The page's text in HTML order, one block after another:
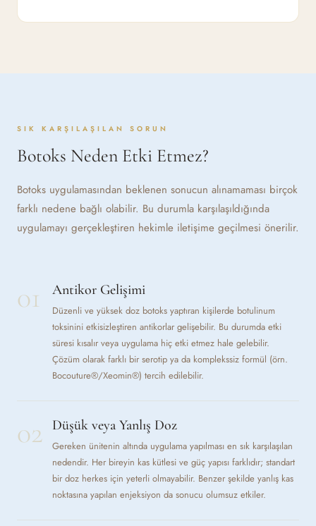
SIK KARŞILAŞILAN SORUN
Botoks Neden Etki Etmez?
Botoks uygulamasından beklenen sonucun alınamaması birçok
farklı nedene bağlı olabilir. Bu durumla karşılaşıldığında
uygulamayı gerçekleştiren hekimle iletişime geçilmesi önerilir.
01 Antikor Gelişimi
Düzenli ve yüksek doz botoks yaptıran kişilerde botulinum
toksinini etkisizleştiren antikorlar gelişebilir. Bu durumda etki
süresi kısalır veya uygulama hiç etki etmez hale gelebilir.
Çözüm olarak farklı bir serotip ya da komplekssiz formül (örn.
Bocouture®/Xeomin®) tercih edilebilir.
02 Düşük veya Yanlış Doz
Gereken ünitenin altında uygulama yapılması en sık karşılaşılan
nedendir. Her bireyin kas kütlesi ve güç yapısı farklıdır; standart
bir doz herkes için yeterli olmayabilir. Benzer şekilde yanlış kas
noktasına yapılan enjeksiyon da sonucu olumsuz etkiler.